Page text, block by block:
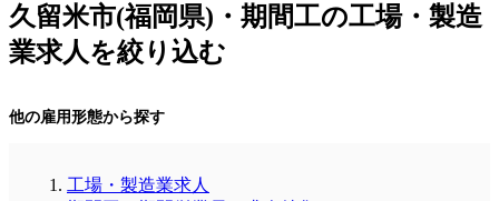
久留米市(福岡県)・期間工の工場・製造
業求人を絞り込む
他の雇用形態から探す
工場・製造業求人